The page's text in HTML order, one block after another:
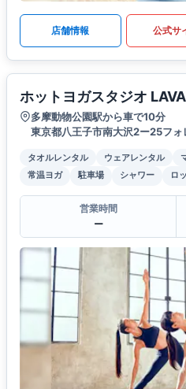
店舗情報 公式サ
ホットヨガスタジオ
多摩動物公園駅から車で10分
東京都八王子市南大沢2ー25フ
タオルレンタル ウェアレンタル
常温ヨガ
駐車場 シャワー ロ
営業時間
ー